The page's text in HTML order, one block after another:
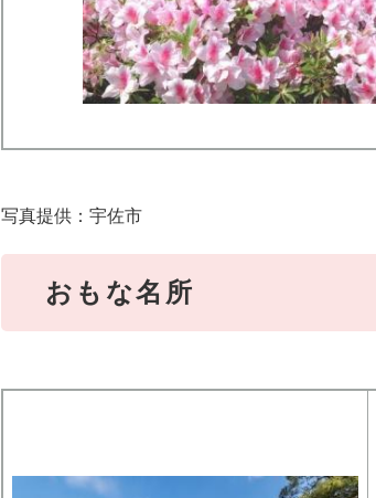
写真提供：宇佐市
おもな名所